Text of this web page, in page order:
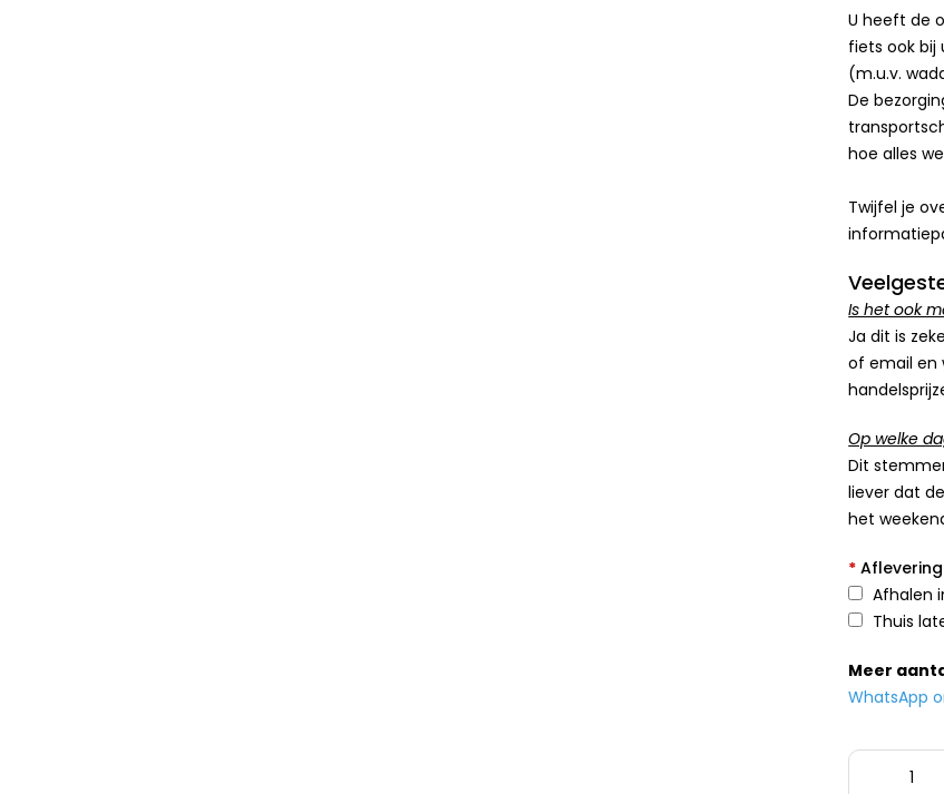
U heeft de
fiets ook bij
(m.u.v.
De
hoe alles
Twijfel je
Is het ook
Ja dit is
of email en
Op welke
Dit
liever dat
het
* Aflevering
Afhalen
Thuis
Meer
WhatsApp